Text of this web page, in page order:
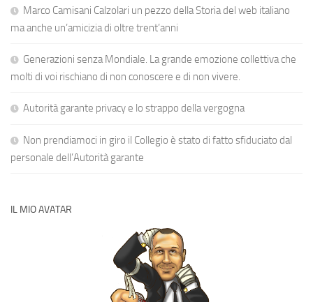
Marco Camisani Calzolari un pezzo della Storia del web italiano
ma anche un’amicizia di oltre trent’anni
Generazioni senza Mondiale. La grande emozione collettiva che
molti di voi rischiano di non conoscere e di non vivere.
Autorità garante privacy e lo strappo della vergogna
Non prendiamoci in giro il Collegio è stato di fatto sfiduciato dal
personale dell’Autorità garante
IL MIO AVATAR